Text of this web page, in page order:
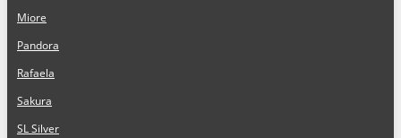
Miore
Pandora
Rafaela
Sakura
SL Silver